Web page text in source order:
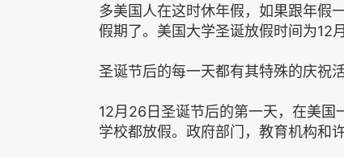
多美国人在这时休年假，如果跟年假
假期了。美国大学圣诞放假时间为12
圣诞节后的每一天都有其特殊的庆祝活
12月26日圣诞节后的第一天，在美
学校都放假。政府部门，教育机构和